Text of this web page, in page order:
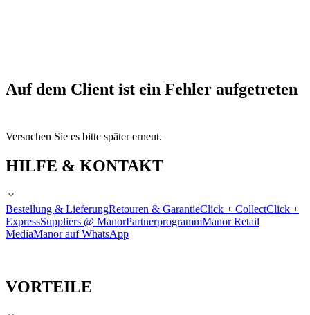
Auf dem Client ist ein Fehler aufgetreten
Versuchen Sie es bitte später erneut.
HILFE & KONTAKT
Bestellung & LieferungRetouren & GarantieClick + CollectClick +
ExpressSuppliers @ ManorPartnerprogrammManor Retail
MediaManor auf WhatsApp
VORTEILE